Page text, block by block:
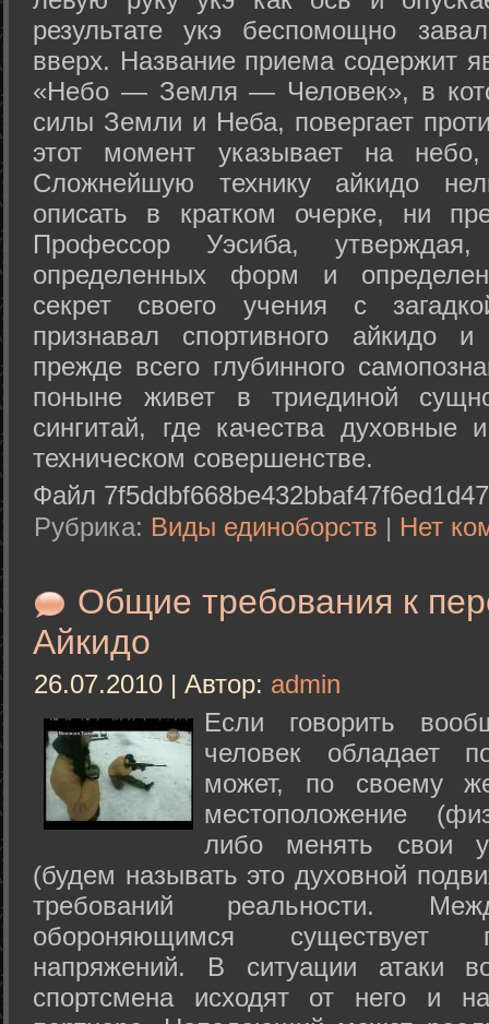
результате укэ беспомощно
вверх. Название приема содержит
«Небо — Земля — Человек», в
силы Земли и Неба, повергает
этот момент указывает на
Сложнейшую технику айкидо
описать в кратком очерке, ни
Профессор Уэсиба,
определенных форм и
секрет своего учения с
признавал спортивного айкидо
прежде всего глубинного
поныне живет в триединой
сингитай, где качества духовные
техническом совершенстве.
Файл
Рубрика: Виды единоборств | Нет
Общие требования к
Айкидо
26.07.2010 | Автор: admin
Если говорить
человек обладает
может, по своему
местоположение
либо менять свои
(будем называть это духовной
требований реальности.
обороняющимся существует
напряжений. В ситуации атаки
спортсмена исходят от него и